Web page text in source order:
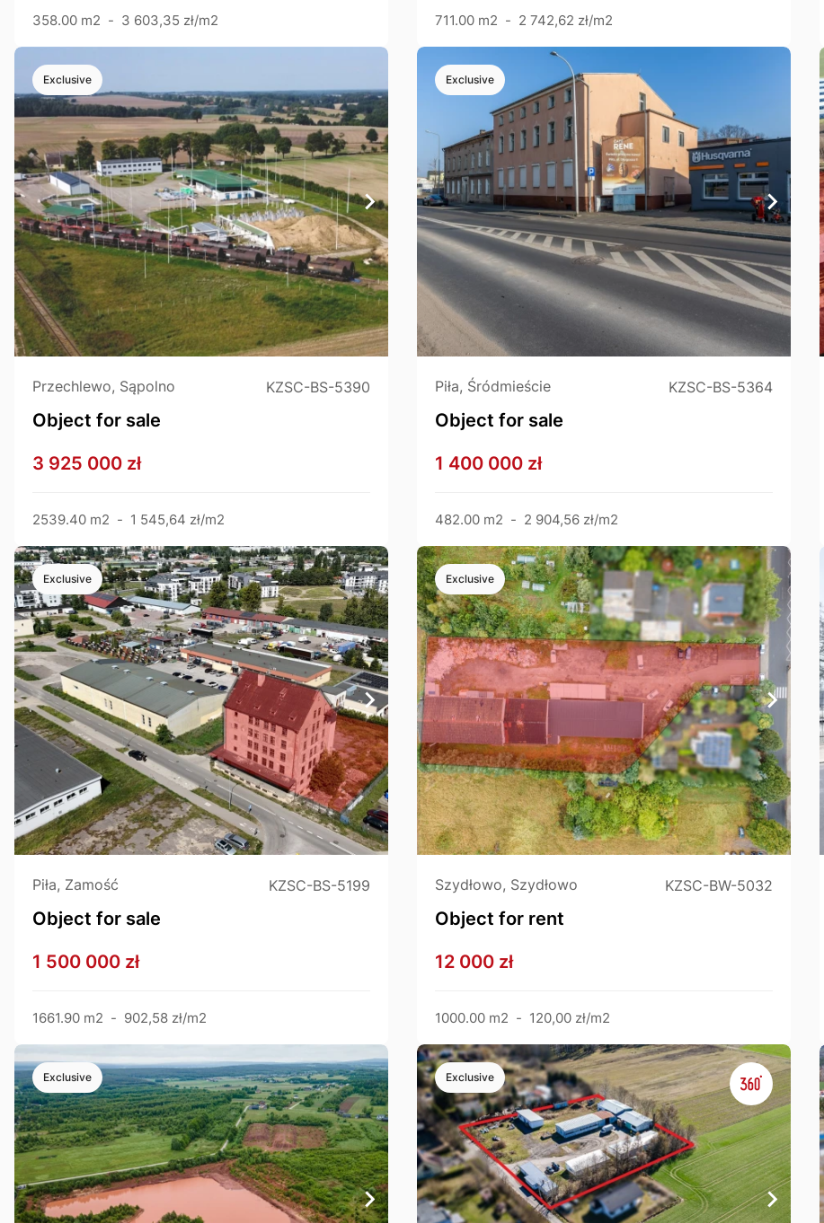
358.00 m2 - 3 603,35 zł/m2 711.00 m2 - 2 742,62 zł/m2
Exclusive
Przechlewo, Sąpolno KZSC-BS-5390
Object for sale
3 925 000 zł
2539.40 m2 - 1 545,64 zł/m2
Exclusive
Piła, Śródmieście KZSC-BS-5364
Object for sale
1 400 000 zł
482.00 m2 - 2 904,56 zł/m2
Exclusive
Piła, Zamość KZSC-BS-5199
Object for sale
1 500 000 zł
1661.90 m2 - 902,58 zł/m2
Exclusive
Szydłowo, Szydłowo KZSC-BW-5032
Object for rent
12 000 zł
1000.00 m2 - 120,00 zł/m2
Exclusive Exclusive